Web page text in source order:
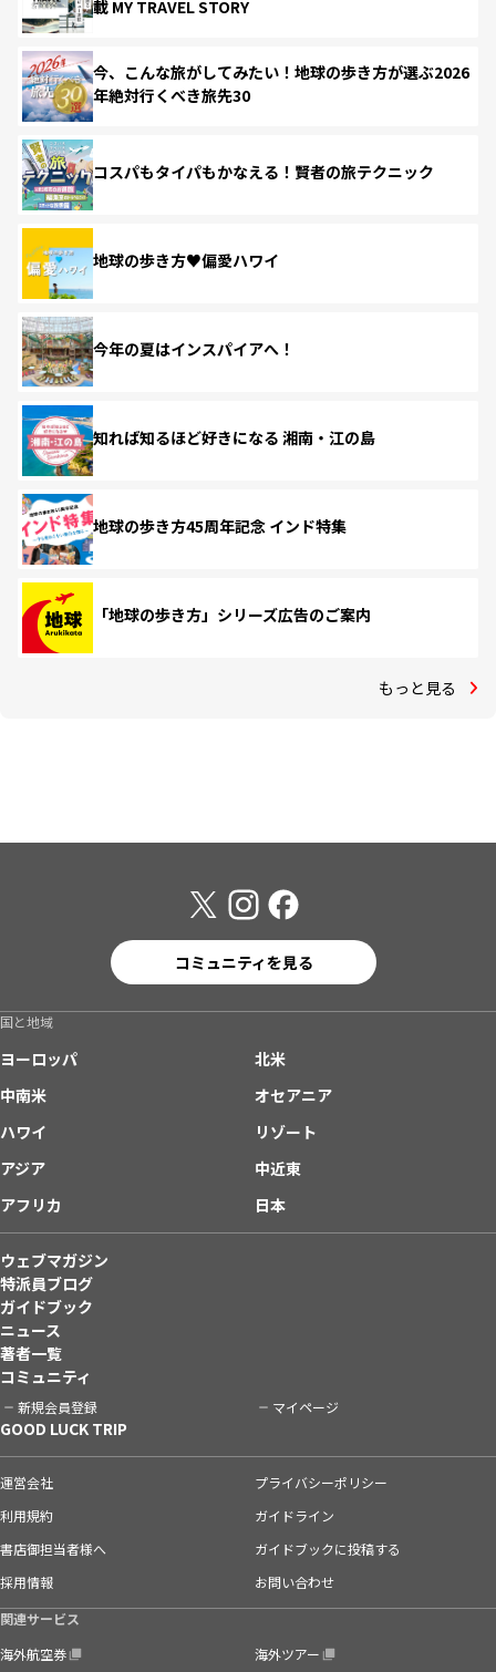
載 MY TRAVEL STORY
今、こんな旅がしてみたい！地球の歩き方が選ぶ2026
年絶対行くべき旅先30
コスパもタイパもかなえる！賢者の旅テクニック
地球の歩き方♥偏愛ハワイ
今年の夏はインスパイアへ！
知れば知るほど好きになる 湘南・江の島
地球の歩き方45周年記念 インド特集
「地球の歩き方」シリーズ広告のご案内
もっと見る
コミュニティを見る
国と地域
ヨーロッパ
北米
中南米
オセアニア
ハワイ
リゾート
アジア
中近東
アフリカ
日本
ウェブマガジン
特派員ブログ
ガイドブック
ニュース
著者一覧
コミュニティ
新規会員登録 マイページ
GOOD LUCK TRIP
運営会社
プライバシーポリシー
利用規約
ガイドライン
書店御担当者様へ
ガイドブックに投稿する
採用情報
お問い合わせ
関連サービス
海外航空券
海外ツアー